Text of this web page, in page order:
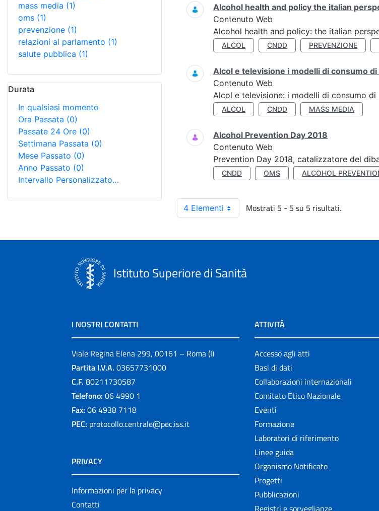
mass media (1)
oms (1)
prevenzione (1)
relazioni al parlamento (1)
salute pubblica (1)
Durata
In qualsiasi momento
Ora Passata (0)
Passate 24 Ore (0)
Settimana Passata (0)
Mese Passato (0)
Anno Passato (0)
Intervallo Personalizzato…
Alcohol health and policy the italian
Contenuto Web
Alcohol health and policy: the italian
ALCOL CNDD PREVENZIONE
Alcol e televisione i modelli di consumo
Contenuto Web
Alcol e televisione: i modelli di consumo
ALCOL CNDD MASS MEDIA
Alcohol Prevention Day 2018
Contenuto Web
Prevention Day 2018, catalizzatore del
CNDD OMS ALCOHOL
4 Elementi Mostrati 5 - 5 su 5 risultati.
Istituto Superiore di Sanità
I NOSTRI CONTATTI
Viale Regina Elena 299, 00161 – Roma (I)
Partita I.V.A. 03657731000
C.F. 80211730587
Telefono: 06 4990 1
Fax: 06 4938 7118
PEC: protocollo.centrale@pec.iss.it
PRIVACY
Informazioni per la privacy
Contatti
ATTIVITÀ
Accesso agli atti
Basi di dati
Collaborazioni internazionali
Comitato Etico Nazionale
Eventi
Formazione
Laboratori di riferimento
Linee guida
Organismo Notificato
Progetti
Pubblicazioni
Registri e sorveglianze